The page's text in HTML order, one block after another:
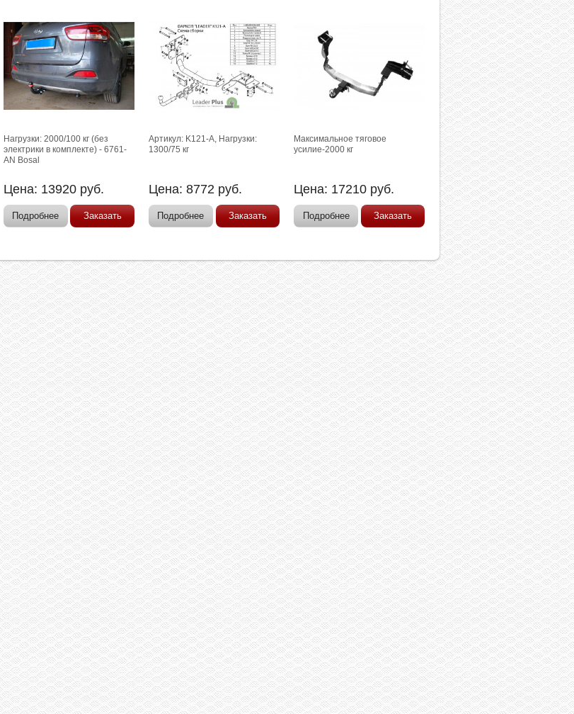
Нагрузки: 2000/100 кг (без
электрики в комплекте) - 6761-
AN Bosal
Цена: 13920 руб.
Подробнее Заказать
Артикул: K121-A, Нагрузки:
1300/75 кг
Цена:8772 руб.
Подробнее Заказать
Максимальное тяговое
усилие-2000 кг
Цена: 17210 руб.
Подробнее Заказать